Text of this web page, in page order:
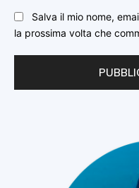
Salva il mio nome,
la prossima volta che